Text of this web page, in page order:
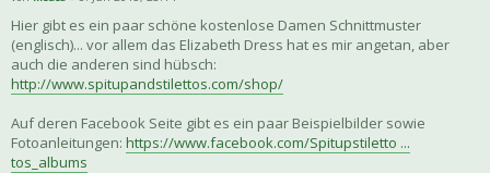
Hier gibt es ein paar schöne kostenlose Damen Schnittmuster
(englisch)... vor allem das Elizabeth Dress hat es mir angetan, aber
auch die anderen sind hübsch:
http://www.spitupandstilettos.com/shop/
Auf deren Facebook Seite gibt es ein paar Beispielbilder sowie
Fotoanleitungen: https://www.facebook.com/Spitupstiletto ...
tos_albums